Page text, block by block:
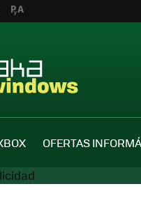
OFERTAS